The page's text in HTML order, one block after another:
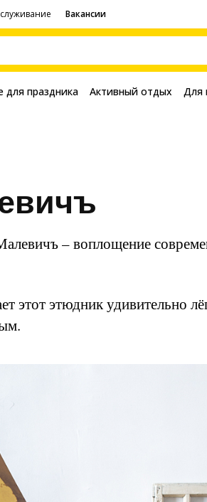
Вакансии
для праздника Активный отдых Для
– воплощение
этот этюдник удивительно